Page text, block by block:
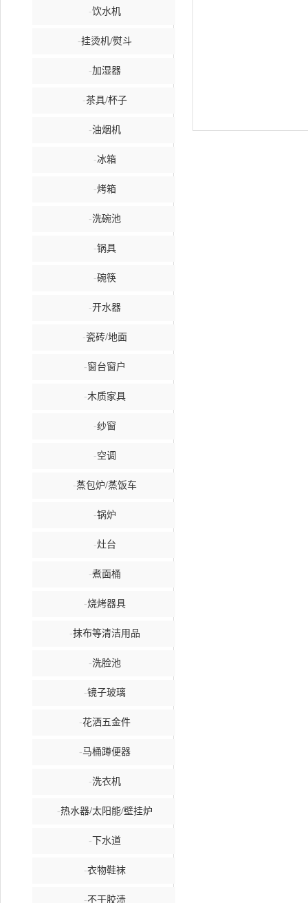
-饮水机
-挂烫机/熨斗
-加湿器
-茶具/杯子
-油烟机
-冰箱
-烤箱
-洗碗池
-锅具
-碗筷
-开水器
-瓷砖/地面
-窗台窗户
-木质家具
-纱窗
-空调
-蒸包炉/蒸饭车
-锅炉
-灶台
-煮面桶
-烧烤器具
-抹布等清洁用品
-洗脸池
-镜子玻璃
-花洒五金件
-马桶蹲便器
-洗衣机
-热水器/太阳能/壁挂炉
- 下水道
-衣物鞋袜
-不干胶渍